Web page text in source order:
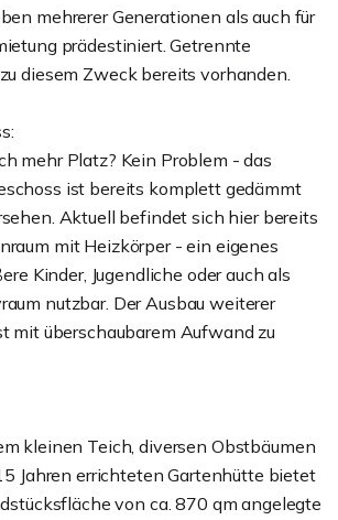
mehrerer Generationen als auch für
prädestiniert. Getrennte
diesem Zweck bereits vorhanden.
mehr Platz? Kein Problem - das
ist bereits komplett gedämmt
Aktuell befindet sich hier bereits
mit Heizkörper - ein eigenes
Kinder, Jugendliche oder auch als
nutzbar. Der Ausbau weiterer
mit überschaubarem Aufwand zu
kleinen Teich, diversen Obstbäumen
Jahren errichteten Gartenhütte bietet
von ca. 870 qm angelegte